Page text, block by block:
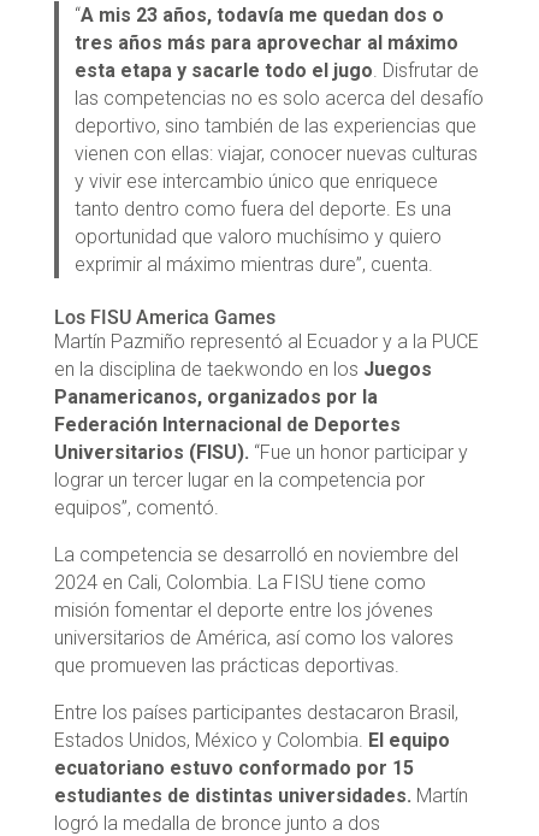
“A mis 23 años, todavía me quedan dos o
tres años más para aprovechar al máximo
esta etapa y sacarle todo el jugo. Disfrutar de
las competencias no es solo acerca del desafío
deportivo, sino también de las experiencias que
vienen con ellas: viajar, conocer nuevas culturas
y vivir ese intercambio único que enriquece
tanto dentro como fuera del deporte. Es una
oportunidad que valoro muchísimo y quiero
exprimir al máximo mientras dure”, cuenta.
Los FISU America Games
Martín Pazmiño representó al Ecuador y a la PUCE
en la disciplina de taekwondo en los Juegos
Panamericanos, organizados por la
Federación Internacional de Deportes
Universitarios (FISU). “Fue un honor participar y
lograr un tercer lugar en la competencia por
equipos”, comentó.
La competencia se desarrolló en noviembre del
2024 en Cali, Colombia. La FISU tiene como
misión fomentar el deporte entre los jóvenes
universitarios de América, así como los valores
que promueven las prácticas deportivas.
Entre los países participantes destacaron Brasil,
Estados Unidos, México y Colombia. El equipo
ecuatoriano estuvo conformado por 15
estudiantes de distintas universidades. Martín
logró la medalla de bronce junto a dos